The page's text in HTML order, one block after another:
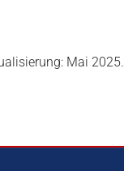
Mai 2025.